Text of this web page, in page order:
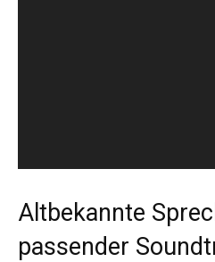
Altbekannte
passender